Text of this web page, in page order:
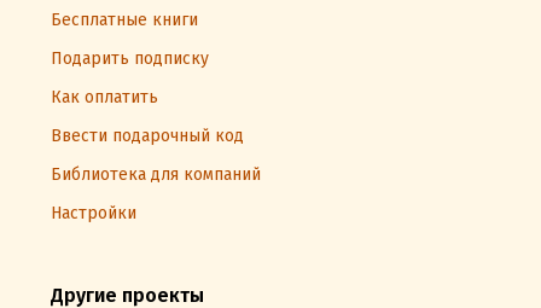
Бесплатные книги
Подарить подписку
Как оплатить
Ввести подарочный код
Библиотека для компаний
Настройки
Другие проекты